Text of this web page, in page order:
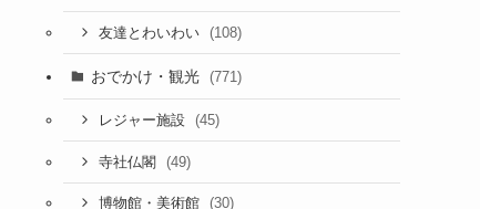
友達とわいわい (108)
おでかけ・観光 (771)
レジャー施設 (45)
寺社仏閣 (49)
博物館・美術館 (30)